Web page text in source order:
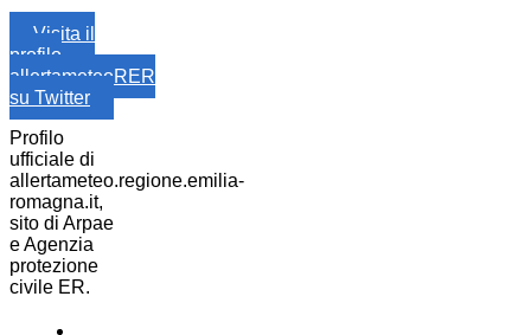
Visita il
profilo
allertameteoRER
su Twitter
Profilo
ufficiale di
allertameteo.regione.emilia-
romagna.it,
sito di Arpae
e Agenzia
protezione
civile ER.